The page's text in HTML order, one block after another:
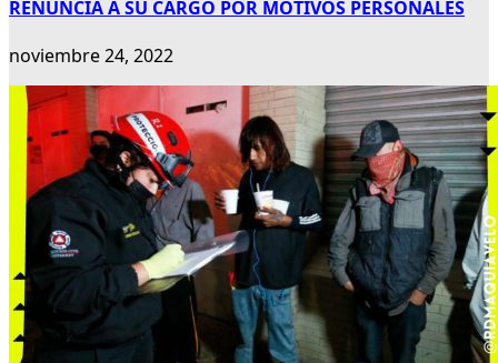
RENUNCIA A SU CARGO POR MOTIVOS PERSONALES
noviembre 24, 2022